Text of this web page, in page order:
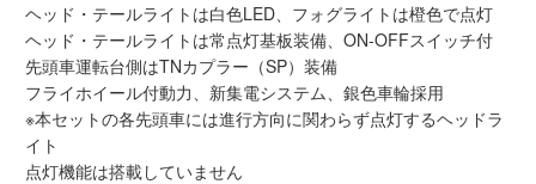
メルマガ登録 LINEお友達登録
ヘッド・テールライトは白色LED、フォグライトは橙色で点灯
ヘッド・テールライトは常点灯基板装備、ON-OFFスイッチ付
先頭車運転台側はTNカプラー（SP）装備
フライホイール付動力、新集電システム、銀色車輪採用
※本セットの各先頭車には進行方向に関わらず点灯するヘッドラ
イト
点灯機能は搭載していません